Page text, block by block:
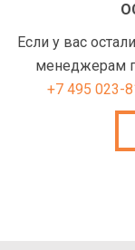
Если у вас
менеджерам
+7 495 023-